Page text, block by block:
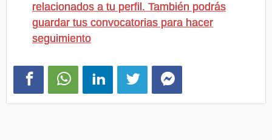
relacionados a tu perfil. También podrás
guardar tus convocatorias para hacer
seguimiento